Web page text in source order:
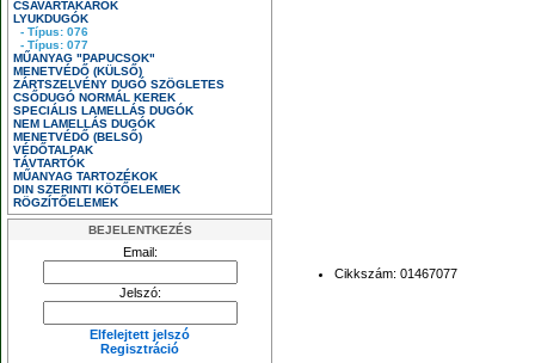
CSAVARTAKARÓK
LYUKDUGÓK
- Típus: 076
- Típus: 077
MŰANYAG "PAPUCSOK"
MENETVÉDŐ (KÜLSŐ)
ZÁRTSZELVÉNY DUGÓ SZÖGLETES
CSŐDUGÓ NORMÁL KEREK
SPECIÁLIS LAMELLÁS DUGÓK
NEM LAMELLÁS DUGÓK
MENETVÉDŐ (BELSŐ)
VÉDŐTALPAK
TÁVTARTÓK
MŰANYAG TARTOZÉKOK
DIN SZERINTI KÖTŐELEMEK
RÖGZÍTŐELEMEK
BEJELENTKEZÉS
Email:
Jelszó:
Elfelejtett jelszó
Regisztráció
Cikkszám: 01467077